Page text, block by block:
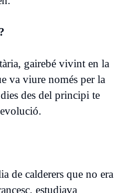
gairebé vivint en la
va viure només per la
des del principi te
de calderers que no era
estudiava